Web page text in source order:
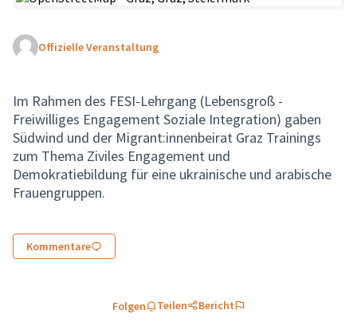
Offizielle Veranstaltung
Im Rahmen des FESI-Lehrgang (Lebensgroß -
Freiwilliges Engagement Soziale Integration) gaben
Südwind und der Migrant:innenbeirat Graz Trainings
zum Thema Ziviles Engagement und
Demokratiebildung für eine ukrainische und arabische
Frauengruppen.
Kommentare
Folgen Teilen Bericht